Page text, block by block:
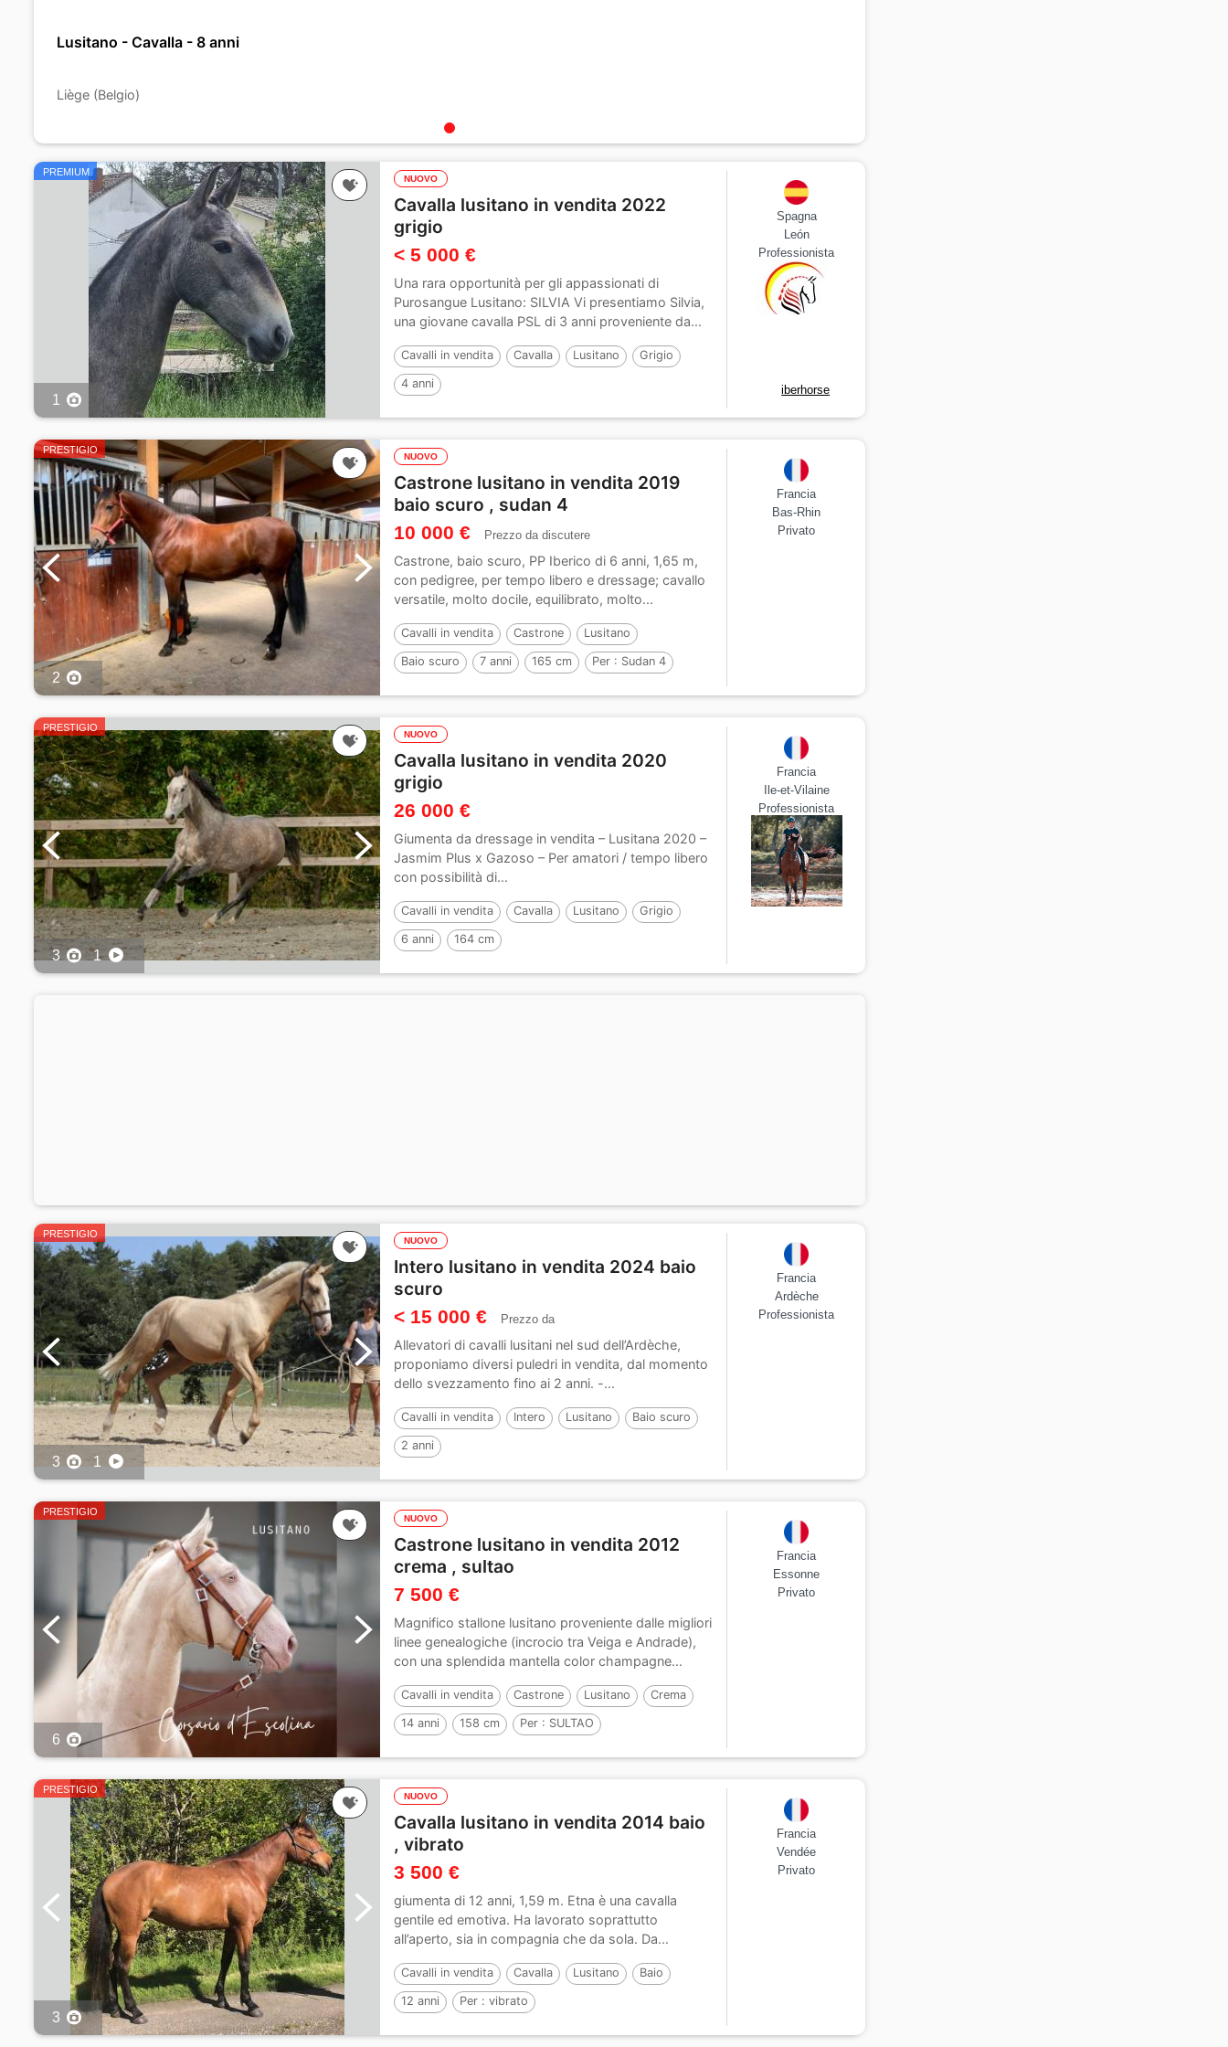
Lusitano - Cavalla - 8 anni
Liège (Belgio)
PREMIUM
1
NUOVO
Cavalla lusitano in vendita 2022
grigio
< 5 000 €
Una rara opportunità per gli appassionati di
Purosangue Lusitano: SILVIA Vi presentiamo Silvia,
una giovane cavalla PSL di 3 anni proveniente da...
Cavalli in vendita Cavalla Lusitano Grigio
4 anni
Spagna
León
Professionista
iberhorse
PRESTIGIO
2
NUOVO
Castrone lusitano in vendita 2019
baio scuro , sudan 4
10 000 € Prezzo da discutere
Castrone, baio scuro, PP Iberico di 6 anni, 1,65 m,
con pedigree, per tempo libero e dressage; cavallo
versatile, molto docile, equilibrato, molto...
Cavalli in vendita Castrone Lusitano
Baio scuro 7 anni 165 cm Per : Sudan 4
Francia
Bas-Rhin
Privato
PRESTIGIO
3 1
NUOVO
Cavalla lusitano in vendita 2020
grigio
26 000 €
Giumenta da dressage in vendita – Lusitana 2020 –
Jasmim Plus x Gazoso – Per amatori / tempo libero
con possibilità di...
Cavalli in vendita Cavalla Lusitano Grigio
6 anni 164 cm
Francia
Ile-et-Vilaine
Professionista
PRESTIGIO
3 1
NUOVO
Intero lusitano in vendita 2024 baio
scuro
< 15 000 € Prezzo da
Allevatori di cavalli lusitani nel sud dell’Ardèche,
proponiamo diversi puledri in vendita, dal momento
dello svezzamento fino ai 2 anni. -...
Cavalli in vendita Intero Lusitano Baio scuro
2 anni
Francia
Ardèche
Professionista
PRESTIGIO
6
NUOVO
Castrone lusitano in vendita 2012
crema , sultao
7 500 €
Magnifico stallone lusitano proveniente dalle migliori
linee genealogiche (incrocio tra Veiga e Andrade),
con una splendida mantella color champagne...
Cavalli in vendita Castrone Lusitano Crema
14 anni 158 cm Per : SULTAO
Francia
Essonne
Privato
PRESTIGIO
3
NUOVO
Cavalla lusitano in vendita 2014 baio
, vibrato
3 500 €
giumenta di 12 anni, 1,59 m. Etna è una cavalla
gentile ed emotiva. Ha lavorato soprattutto
all’aperto, sia in compagnia che da sola. Da...
Cavalli in vendita Cavalla Lusitano Baio
12 anni Per :vibrato
Francia
Vendée
Privato